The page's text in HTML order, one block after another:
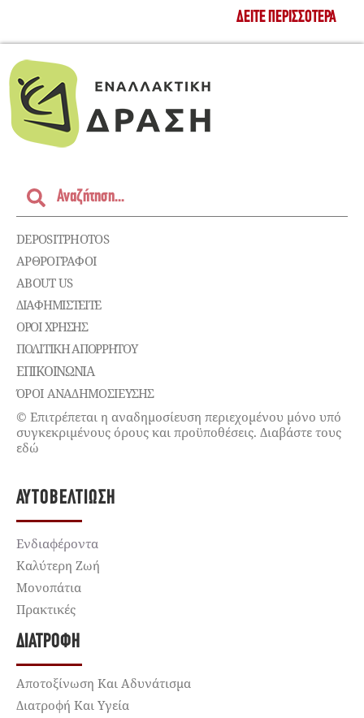
ΔΕΊΤΕ ΠΕΡΙΣΣΌΤΕΡΑ
DEPOSITPHOTOS
ΑΡΘΡΟΓΡΑΦΟΙ
ABOUT US
ΔΙΑΦΗΜΙΣΤΕΊΤΕ
ΌΡΟΙ ΧΡΉΣΗΣ
ΠΟΛΙΤΙΚΉ ΑΠΟΡΡΉΤΟΥ
ΕΠΙΚΟΙΝΩΝΊΑ
ΌΡΟΙ ΑΝΑΔΗΜΟΣΙΕΥΣΗΣ
© Επιτρέπεται η αναδημοσίευση περιεχομένου μόνο υπό
συγκεκριμένους όρους και προϋποθέσεις. Διαβάστε τους
εδώ
ΑΥΤΟΒΕΛΤΊΩΣΗ
Ενδιαφέροντα
Καλύτερη Ζωή
Μονοπάτια
Πρακτικές
ΔΙΑΤΡΟΦΉ
Αποτοξίνωση Και Αδυνάτισμα
Διατροφή Και Υγεία